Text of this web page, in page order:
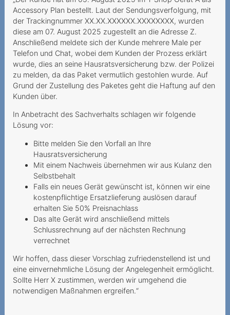
Accessory Plan bestellt. Laut der Sendungsverfolgung, mit
der Trackingnummer XX.XX.XXXXXX.XXXXXXXX, wurden
diese am 07. August 2025 zugestellt an die Adresse Z.
Anschließend meldete sich der Kunde mehrere Male per
Telefon und Chat, wobei dem Kunden der Prozess erklärt
wurde, dies an seine Hausratsversicherung bzw. der Polizei
zu melden, da das Paket vermutlich gestohlen wurde. Auf
Grund der Zustellung des Paketes geht die Haftung auf den
Kunden über.
In Anbetracht des Sachverhalts schlagen wir folgende
Lösung vor:
Bitte melden Sie den Vorfall an Ihre
Hausratsversicherung
Mit einem Nachweis übernehmen wir aus Kulanz den
Selbstbehalt
Falls ein neues Gerät gewünscht ist, können wir eine
kostenpflichtige Ersatzlieferung auslösen darauf
erhalten Sie 50% Preisnachlass
Das alte Gerät wird anschließend mittels
Schlussrechnung auf der nächsten Rechnung
verrechnet
Wir hoffen, dass dieser Vorschlag zufriedenstellend ist und
eine einvernehmliche Lösung der Angelegenheit ermöglicht.
Sollte Herr X zustimmen, werden wir umgehend die
notwendigen Maßnahmen ergreifen.“
Grobfahrlässiges Handeln
des Anbieters
Herausgabe des PIN/PUK
an die Erben
Kostenpflichtiges Gratis-
Abonnement
Unerwünschte Netflix-
Kundin muss auf
bestrittenen
Vertragsschluss reagieren
Zahlungsverzug infolge
falscher Rechnungsadresse
Ungewollte Replay-Option
Mindestvertragslaufzeit:
Augen Auf bei der
Kündigung